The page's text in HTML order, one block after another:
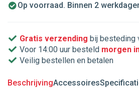
Op voorraad. Binnen 2
Gratis verzending bij besteding
Voor 14:00 uur besteld morgen
Veilig bestellen en betalen
BeschrijvingAccessoires